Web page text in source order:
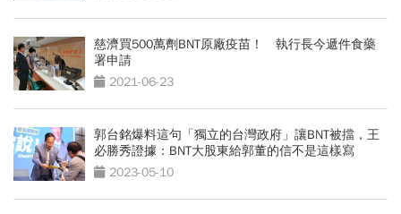
慈濟買500萬劑BNT原廠疫苗！ 執行長今遞件食藥
署申請
2021-06-23
郭台銘爆料這句「獨立的台灣政府」讓BNT被擋，王
必勝秀證據：BNT大股東給郭董的信不是這樣寫
2023-05-10